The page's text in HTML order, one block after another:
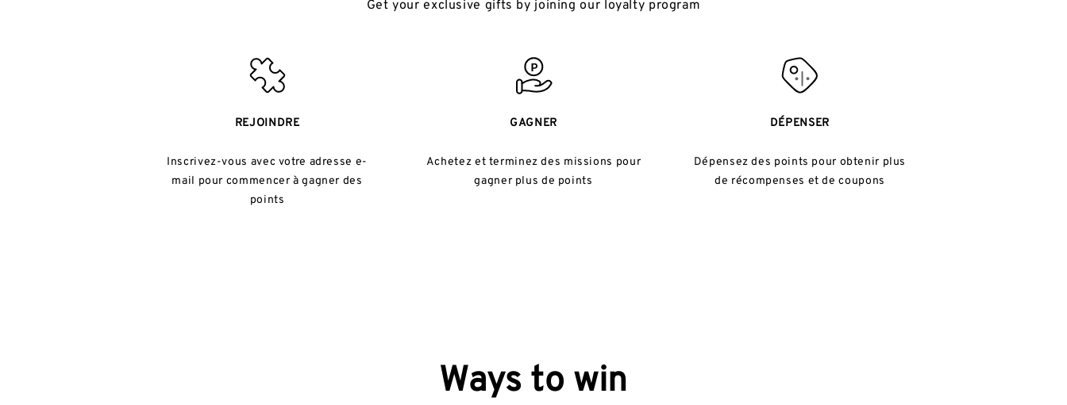
Get your exclusive gifts by joining our loyalty program
REJOINDRE
Inscrivez-vous avec votre adresse e-
mail pour commencer à gagner des
points
GAGNER
Achetez et terminez des missions pour
gagner plus de points
DÉPENSER
Dépensez des points pour obtenir plus
de récompenses et de coupons
Ways to win